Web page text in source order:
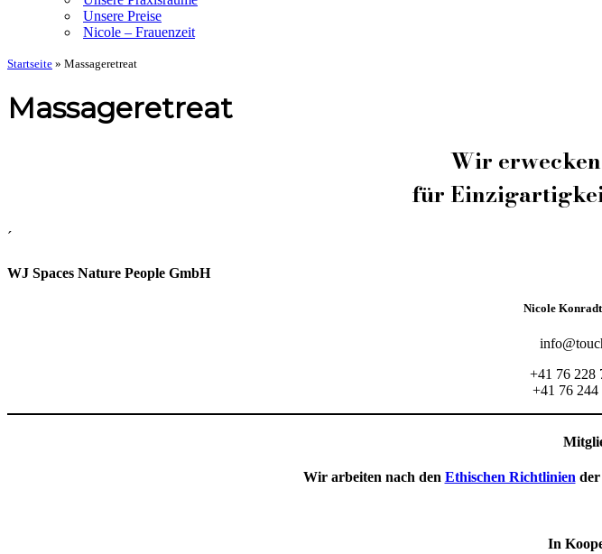
Unsere Preise
Nicole – Frauenzeit
Startseite » Massageretreat
Massageretreat
Wir
für
´
WJ Spaces Nature People GmbH
Nicole
+41 76 228
+41 76
Wir arbeiten nach den Ethischen Richtliniender
In